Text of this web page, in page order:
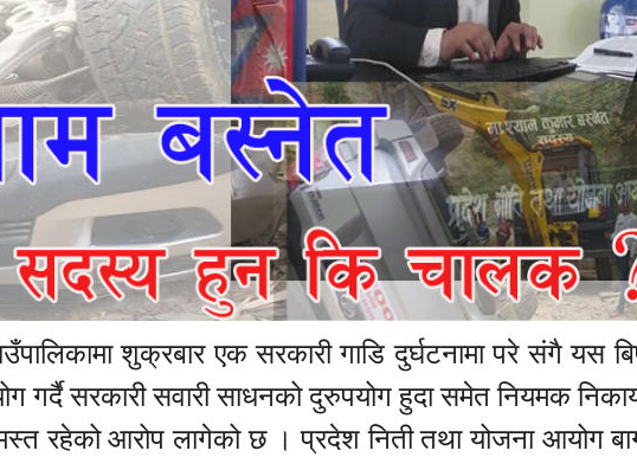
शुक्रबार एक सरकारी गाडि दुर्घटनामा परे संगै यस
गर्दै सरकारी सवारी साधनको दुरुपयोग हुदा समेत नियमक
रहेको आरोप लागेको छ । प्रदेश निती तथा योजना आयोग